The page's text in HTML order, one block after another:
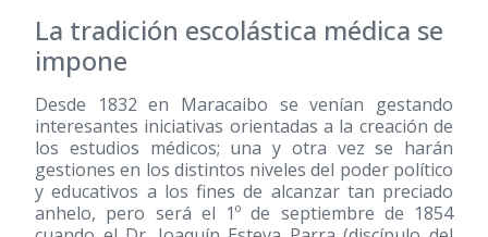
La tradición escolástica médica se
impone
Desde 1832 en Maracaibo se venían gestando
interesantes iniciativas orientadas a la creación de
los estudios médicos; una y otra vez se harán
gestiones en los distintos niveles del poder político
y educativos a los fines de alcanzar tan preciado
anhelo, pero será el 1º de septiembre de 1854